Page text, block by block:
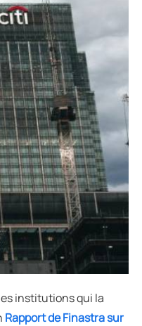
institutions qui la
Rapport de Finastra sur